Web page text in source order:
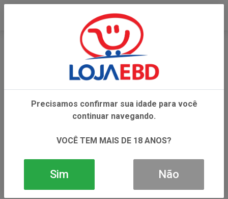
Esqueci minha Senha
ESQUECI MINHA SENHA
E-mail
Precisamos confirmar sua idade para você
continuar navegando.
VOCÊ TEM MAIS DE 18 ANOS?
Sim Não